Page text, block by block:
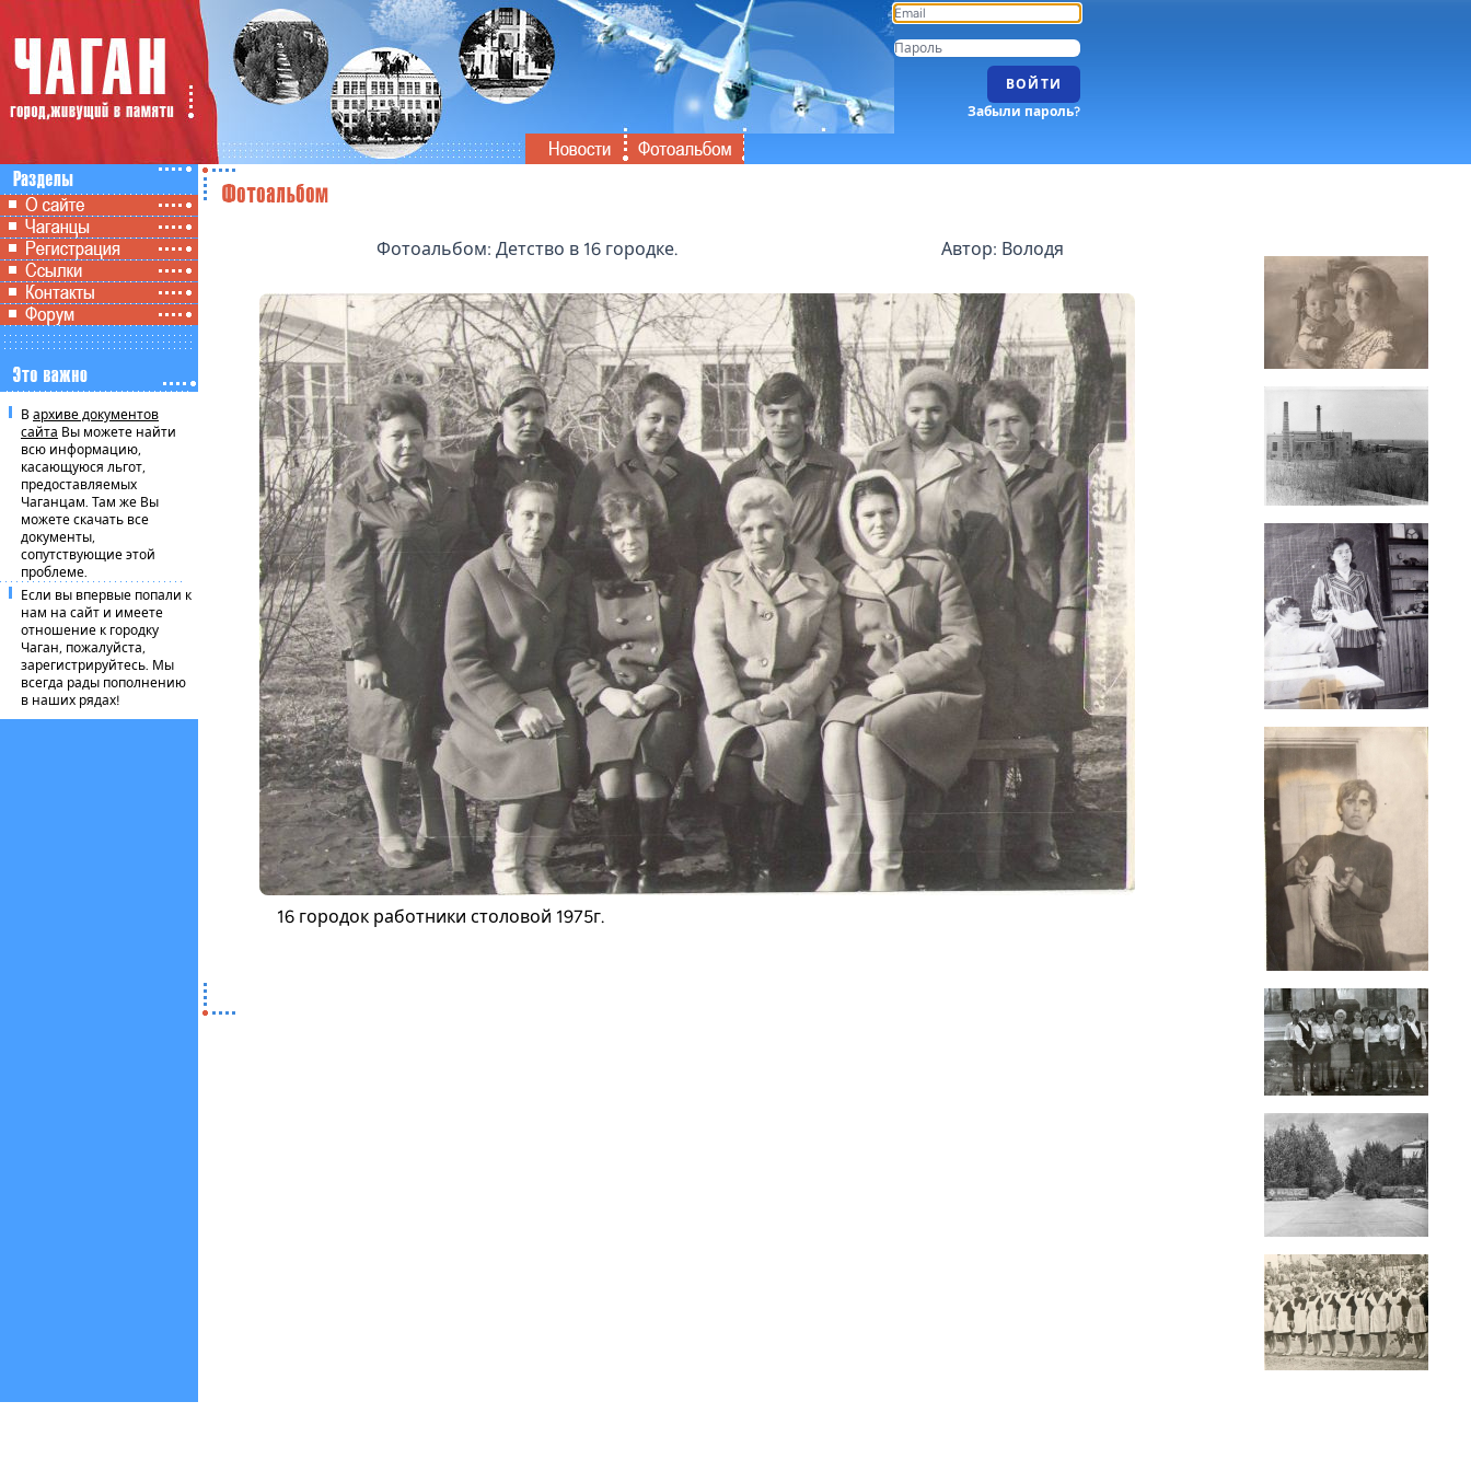
ВОЙТИ
Забыли пароль?
В архиве документов
сайта Вы можете найти
всю информацию,
касающуюся льгот,
предоставляемых
Чаганцам. Там же Вы
можете скачать все
документы,
сопутствующие этой
проблеме.
Если вы впервые попали к
нам на сайт и имеете
отношение к городку
Чаган, пожалуйста,
зарегистрируйтесь. Мы
всегда рады пополнению
в наших рядах!
Фотоальбом: Детство в 16 городке. Автор: Володя
16 городок работники столовой 1975г.